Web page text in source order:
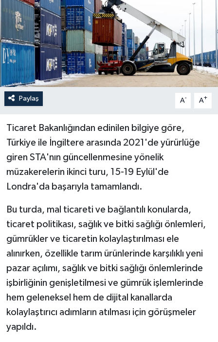
Paylaş A- A+
Ticaret Bakanlığından edinilen bilgiye göre,
Türkiye ile İngiltere arasında 2021'de yürürlüğe
giren STA'nın güncellenmesine yönelik
müzakerelerin ikinci turu, 15-19 Eylül'de
Londra'da başarıyla tamamlandı.
Bu turda, mal ticareti ve bağlantılı konularda,
ticaret politikası, sağlık ve bitki sağlığı önlemleri,
gümrükler ve ticaretin kolaylaştırılması ele
alınırken, özellikle tarım ürünlerinde karşılıklı yeni
pazar açılımı, sağlık ve bitki sağlığı önlemlerinde
işbirliğinin genişletilmesi ve gümrük işlemlerinde
hem geleneksel hem de dijital kanallarda
kolaylaştırıcı adımların atılması için görüşmeler
yapıldı.
Türkiye